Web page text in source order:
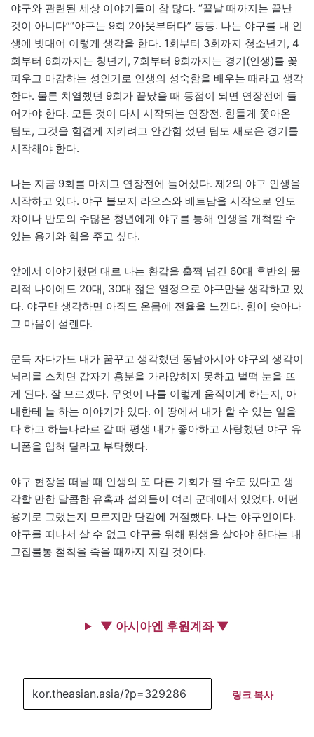
야구와 관련된 세상 이야기들이 참 많다. “끝날 때까지는 끝난
것이 아니다”“야구는 9회 2아웃부터다” 등등. 나는 야구를 내 인
생에 빗대어 이렇게 생각을 한다. 1회부터 3회까지 청소년기, 4
회부터 6회까지는 청년기, 7회부터 9회까지는 경기(인생)를 꽃
피우고 마감하는 성인기로 인생의 성숙함을 배우는 때라고 생각
한다. 물론 치열했던 9회가 끝났을 때 동점이 되면 연장전에 들
어가야 한다. 모든 것이 다시 시작되는 연장전. 힘들게 쫓아온
팀도, 그것을 힘겹게 지키려고 안간힘 섰던 팀도 새로운 경기를
시작해야 한다.
나는 지금 9회를 마치고 연장전에 들어섰다. 제2의 야구 인생을
시작하고 있다. 야구 불모지 라오스와 베트남을 시작으로 인도
차이나 반도의 수많은 청년에게 야구를 통해 인생을 개척할 수
있는 용기와 힘을 주고 싶다.
앞에서 이야기했던 대로 나는 환갑을 훌쩍 넘긴 60대 후반의 물
리적 나이에도 20대, 30대 젊은 열정으로 야구만을 생각하고 있
다. 야구만 생각하면 아직도 온몸에 전율을 느낀다. 힘이 솟아나
고 마음이 설렌다.
문득 자다가도 내가 꿈꾸고 생각했던 동남아시아 야구의 생각이
뇌리를 스치면 갑자기 흥분을 가라앉히지 못하고 벌떡 눈을 뜨
게 된다. 잘 모르겠다. 무엇이 나를 이렇게 움직이게 하는지, 아
내한테 늘 하는 이야기가 있다. 이 땅에서 내가 할 수 있는 일을
다 하고 하늘나라로 갈 때 평생 내가 좋아하고 사랑했던 야구 유
니폼을 입혀 달라고 부탁했다.
야구 현장을 떠날 때 인생의 또 다른 기회가 될 수도 있다고 생
각할 만한 달콤한 유혹과 섭외들이 여러 군데에서 있었다. 어떤
용기로 그랬는지 모르지만 단칼에 거절했다. 나는 야구인이다.
야구를 떠나서 살 수 없고 야구를 위해 평생을 살아야 한다는 내
고집불통 철칙을 죽을 때까지 지킬 것이다.
▼ 아시아엔 후원계좌 ▼
링크 복사